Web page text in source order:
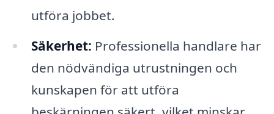
utföra jobbet.
Säkerhet: Professionella handlare har
den nödvändiga utrustningen och
kunskapen för att utföra